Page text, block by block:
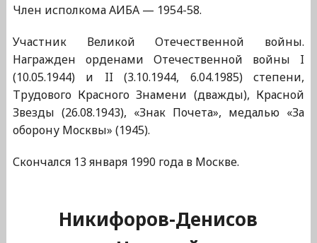
Член исполкома АИБА — 1954-58.
Участник Великой Отечественной войны.
Награжден орденами Отечественной войны I
(10.05.1944) и II (3.10.1944, 6.04.1985) степени,
Трудового Красного Знамени (дважды), Красной
Звезды (26.08.1943), «Знак Почета», медалью «За
оборону Москвы» (1945).
Скончался 13 января 1990 года в Москве.
Никифоров-Денисов